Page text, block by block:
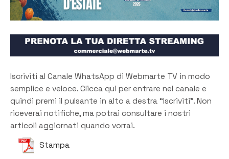
Iscriviti al Canale WhatsApp di Webmarte TV in modo
semplice e veloce. Clicca qui per entrare nel canale e
quindi premi il pulsante in alto a destra “Iscriviti”. Non
riceverai notifiche, ma potrai consultare i nostri
articoli aggiornati quando vorrai.
Stampa